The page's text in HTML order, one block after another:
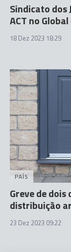
Sindicato
ACT no
18 Dez 2023 18:29
PAÍS
Greve de
distribuição
23 Dez 2023 09:22